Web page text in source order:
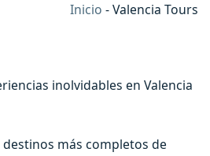
Inicio -Valencia Tours
inolvidables en Valencia
más completos de